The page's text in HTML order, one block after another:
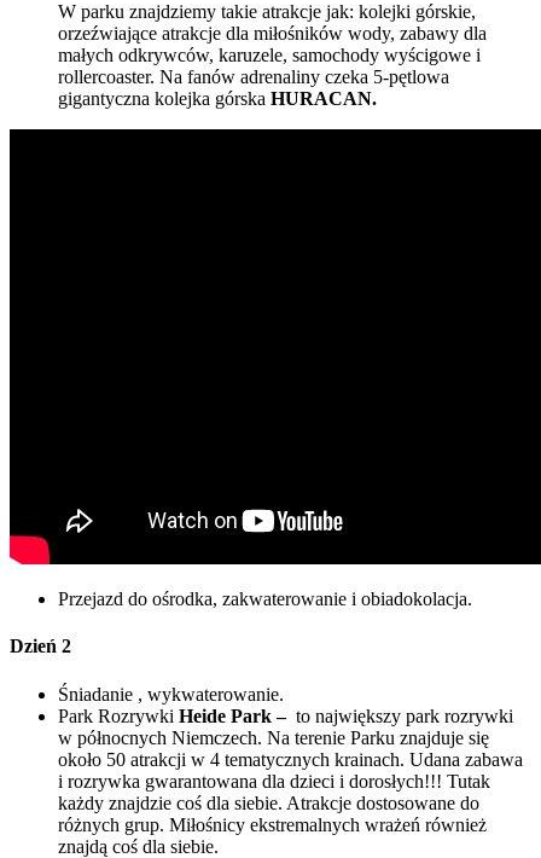
W parku znajdziemy takie atrakcje jak: kolejki górskie,
orzeźwiające atrakcje dla miłośników wody, zabawy dla
małych odkrywców, karuzele, samochody wyścigowe i
rollercoaster. Na fanów adrenaliny czeka 5-pętlowa
gigantyczna kolejka górska HURACAN.
Przejazd do ośrodka, zakwaterowanie i obiadokolacja.
Dzień 2
Śniadanie , wykwaterowanie.
Park Rozrywki Heide Park – to największy park rozrywki
w północnych Niemczech. Na terenie Parku znajduje się
około 50 atrakcji w 4 tematycznych krainach. Udana zabawa
i rozrywka gwarantowana dla dzieci i dorosłych!!! Tutak
każdy znajdzie coś dla siebie. Atrakcje dostosowane do
różnych grup. Miłośnicy ekstremalnych wrażeń również
znajdą coś dla siebie.